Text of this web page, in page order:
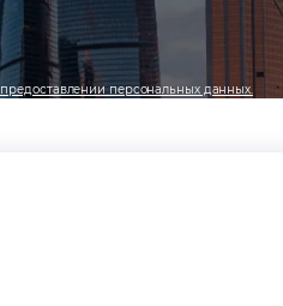
персональных данных.